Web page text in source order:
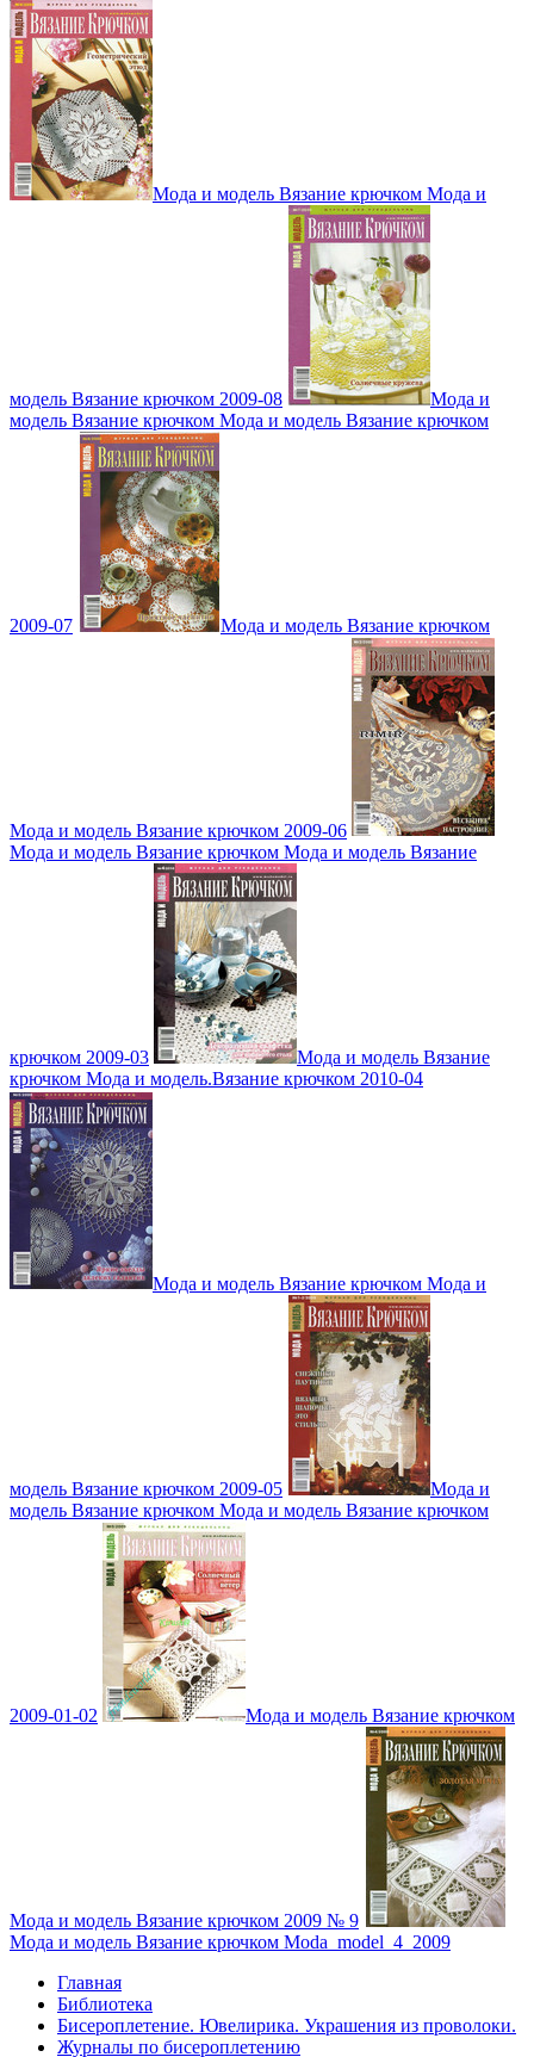
Мода и модель Вязание крючком Мода и
модель Вязание крючком 2009-08
Мода и
модель Вязание крючком Мода и модель Вязание крючком
2009-07 Мода и модель Вязание крючком
Мода и модель Вязание крючком 2009-06
Мода и модель Вязание крючком Мода и модель Вязание
крючком 2009-03
Мода и модель Вязание
крючком Мода и модель.Вязание крючком 2010-04
Мода и модель Вязание крючком Мода и
модель Вязание крючком 2009-05
Мода и
модель Вязание крючком Мода и модель Вязание крючком
2009-01-02 Мода и модель Вязание крючком
Мода и модель Вязание крючком 2009 № 9
Мода и модель Вязание крючком Moda_model_4_2009
Главная
Библиотека
Бисероплетение. Ювелирика. Украшения из проволоки.
Журналы по бисероплетению